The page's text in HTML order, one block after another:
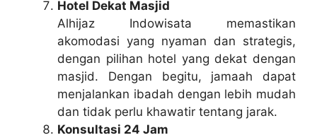
Hotel Dekat Masjid
Alhijaz Indowisata memastikan
akomodasi yang nyaman dan strategis,
dengan pilihan hotel yang dekat dengan
masjid. Dengan begitu, jamaah dapat
menjalankan ibadah dengan lebih mudah
dan tidak perlu khawatir tentang jarak.
Konsultasi 24 Jam